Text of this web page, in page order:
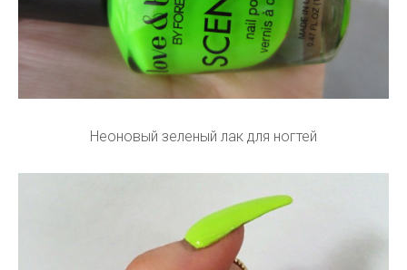
Неоновый зеленый лак для ногтей